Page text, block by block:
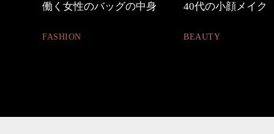
40代の小顔メイク
BEAUTY
【ワーママのきれ